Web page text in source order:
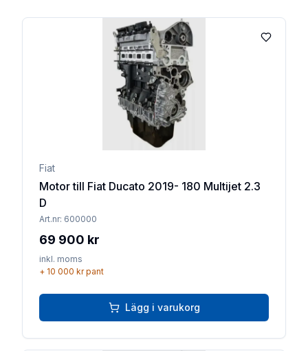
Lägg till
Fiat
Motor till Fiat Ducato 2019- 180 Multijet 2.3
D
Art.nr: 600000
69 900 kr
inkl. moms
+ 10 000 krpant
Lägg i varukorg